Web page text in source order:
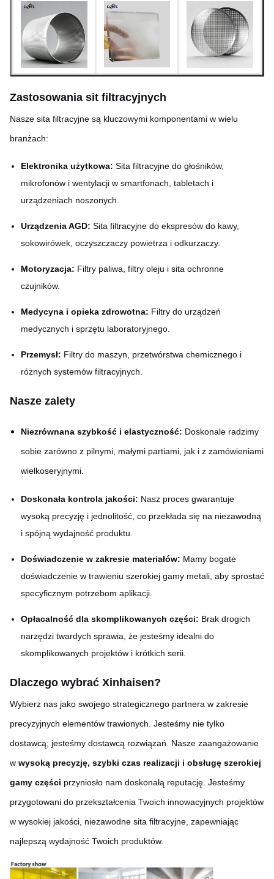
Zastosowania sit filtracyjnych
Nasze sita filtracyjne są kluczowymi komponentami w wielu
branżach:
Elektronika użytkowa: Sita filtracyjne do głośników,
mikrofonów i wentylacji w smartfonach, tabletach i
urządzeniach noszonych.
Urządzenia AGD: Sita filtracyjne do ekspresów do kawy,
sokowirówek, oczyszczaczy powietrza i odkurzaczy.
Motoryzacja: Filtry paliwa, filtry oleju i sita ochronne
czujników.
Medycyna i opieka zdrowotna: Filtry do urządzeń
medycznych i sprzętu laboratoryjnego.
Przemysł: Filtry do maszyn, przetwórstwa chemicznego i
różnych systemów filtracyjnych.
Nasze zalety
Niezrównana szybkość i elastyczność: Doskonale radzimy
sobie zarówno z pilnymi, małymi partiami, jak i z zamówieniami
wielkoseryjnymi.
Doskonała kontrola jakości: Nasz proces gwarantuje
wysoką precyzję i jednolitość, co przekłada się na niezawodną
i spójną wydajność produktu.
Doświadczenie w zakresie materiałów: Mamy bogate
doświadczenie w trawieniu szerokiej gamy metali, aby sprostać
specyficznym potrzebom aplikacji.
Opłacalność dla skomplikowanych części: Brak drogich
narzędzi twardych sprawia, że jesteśmy idealni do
skomplikowanych projektów i krótkich serii.
Dlaczego wybrać Xinhaisen?
Wybierz nas jako swojego strategicznego partnera w zakresie
precyzyjnych elementów trawionych. Jesteśmy nie tylko
dostawcą; jesteśmy dostawcą rozwiązań. Nasze zaangażowanie
w wysoką precyzję, szybki czas realizacji i obsługę szerokiej
gamy części przyniosło nam doskonałą reputację. Jesteśmy
przygotowani do przekształcenia Twoich innowacyjnych projektów
w wysokiej jakości, niezawodne sita filtracyjne, zapewniając
najlepszą wydajność Twoich produktów.